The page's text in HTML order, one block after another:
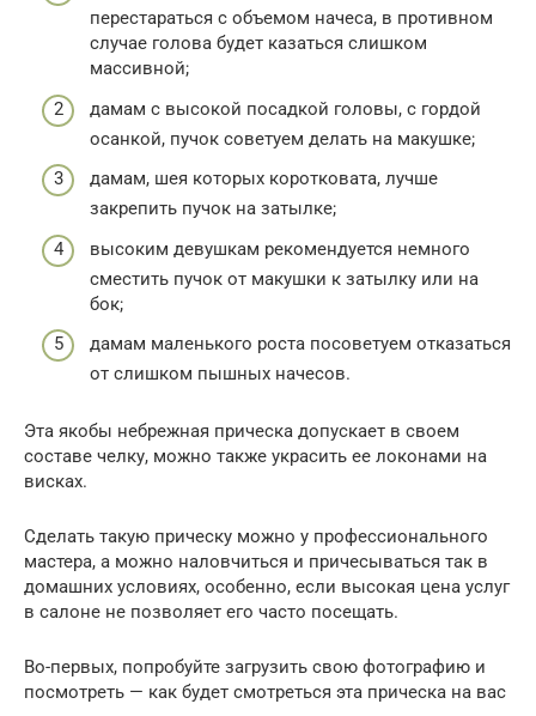
перестараться с объемом начеса, в противном
случае голова будет казаться слишком
массивной;
дамам с высокой посадкой головы, с гордой
осанкой, пучок советуем делать на макушке;
дамам, шея которых коротковата, лучше
закрепить пучок на затылке;
высоким девушкам рекомендуется немного
сместить пучок от макушки к затылку или на
бок;
дамам маленького роста посоветуем отказаться
от слишком пышных начесов.
Эта якобы небрежная прическа допускает в своем
составе челку, можно также украсить ее локонами на
висках.
Сделать такую прическу можно у профессионального
мастера, а можно наловчиться и причесываться так в
домашних условиях, особенно, если высокая цена услуг
в салоне не позволяет его часто посещать.
Во-первых, попробуйте загрузить свою фотографию и
посмотреть — как будет смотреться эта прическа на вас